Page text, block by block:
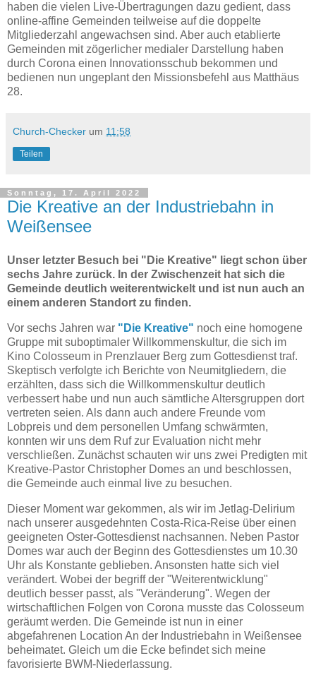
haben die vielen Live-Übertragungen dazu gedient, dass
online-affine Gemeinden teilweise auf die doppelte
Mitgliederzahl angewachsen sind. Aber auch etablierte
Gemeinden mit zögerlicher medialer Darstellung haben
durch Corona einen Innovationsschub bekommen und
bedienen nun ungeplant den Missionsbefehl aus Matthäus
28.
Church-Checker um 11:58
Teilen
Sonntag, 17. April 2022
Die Kreative an der Industriebahn in
Weißensee
Unser letzter Besuch bei "Die Kreative" liegt schon über
sechs Jahre zurück. In der Zwischenzeit hat sich die
Gemeinde deutlich weiterentwickelt und ist nun auch an
einem anderen Standort zu finden.
Vor sechs Jahren war "Die Kreative" noch eine homogene
Gruppe mit suboptimaler Willkommenskultur, die sich im
Kino Colosseum in Prenzlauer Berg zum Gottesdienst traf.
Skeptisch verfolgte ich Berichte von Neumitgliedern, die
erzählten, dass sich die Willkommenskultur deutlich
verbessert habe und nun auch sämtliche Altersgruppen dort
vertreten seien. Als dann auch andere Freunde vom
Lobpreis und dem personellen Umfang schwärmten,
konnten wir uns dem Ruf zur Evaluation nicht mehr
verschließen. Zunächst schauten wir uns zwei Predigten mit
Kreative-Pastor Christopher Domes an und beschlossen,
die Gemeinde auch einmal live zu besuchen.
Dieser Moment war gekommen, als wir im Jetlag-Delirium
nach unserer ausgedehnten Costa-Rica-Reise über einen
geeigneten Oster-Gottesdienst nachsannen. Neben Pastor
Domes war auch der Beginn des Gottesdienstes um 10.30
Uhr als Konstante geblieben. Ansonsten hatte sich viel
verändert. Wobei der begriff der "Weiterentwicklung"
deutlich besser passt, als "Veränderung". Wegen der
wirtschaftlichen Folgen von Corona musste das Colosseum
geräumt werden. Die Gemeinde ist nun in einer
abgefahrenen Location An der Industriebahn in Weißensee
beheimatet. Gleich um die Ecke befindet sich meine
favorisierte BWM-Niederlassung.